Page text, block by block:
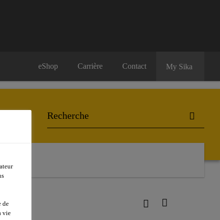
eShop Carrière Contact My Sika
de
vie